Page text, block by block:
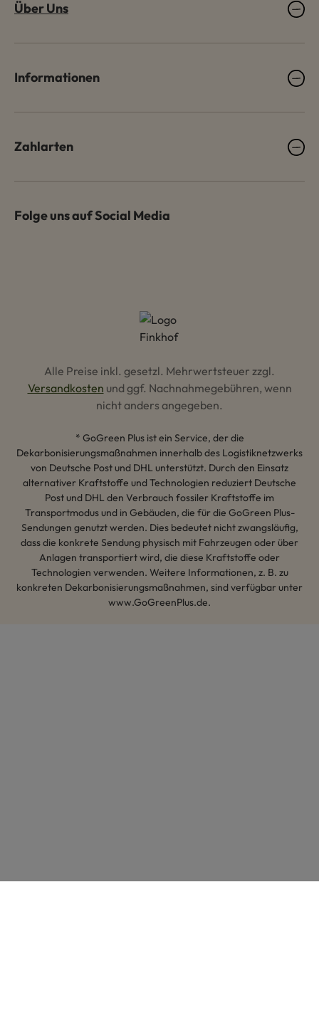
Über Uns
Informationen
Zahlarten
Folge uns auf Social Media
Alle Preise inkl. gesetzl. Mehrwertsteuer zzgl.
Versandkosten und ggf. Nachnahmegebühren, wenn
nicht anders angegeben.
* GoGreen Plus ist ein Service, der die
Dekarbonisierungsmaßnahmen innerhalb des Logistiknetzwerks
von Deutsche Post und DHL unterstützt. Durch den Einsatz
alternativer Kraftstoffe und Technologien reduziert Deutsche
Post und DHL den Verbrauch fossiler Kraftstoffe im
Transportmodus und in Gebäuden, die für die GoGreen Plus-
Sendungen genutzt werden. Dies bedeutet nicht zwangsläufig,
dass die konkrete Sendung physisch mit Fahrzeugen oder über
Anlagen transportiert wird, die diese Kraftstoffe oder
Technologien verwenden. Weitere Informationen, z. B. zu
konkreten Dekarbonisierungsmaßnahmen, sind verfügbar unter
www.GoGreenPlus.de.